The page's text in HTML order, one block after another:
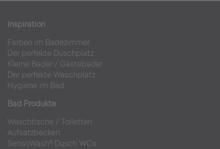
Inspiration
Farben im Badezimmer
Der perfekte Duschplatz
Kleine Bäder / Gästebäder
Der perfekte Waschplatz
Hygiene im Bad
Bad Produkte
Waschtische / Toiletten
Aufsatzbecken
SensoWash® Dusch WCs